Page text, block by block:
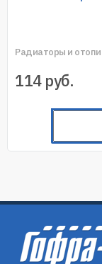
Радиаторы и
114 руб.